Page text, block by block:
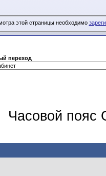
этой страницы необходимо
переход
Часовой пояс